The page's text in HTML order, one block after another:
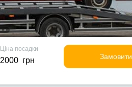
Ціна посадки
2000 грн Замовити